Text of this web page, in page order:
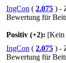
IngCon ( 2.075 ) -
Bewertung für
Positiv (+2): [Kein
IngCon ( 2.075 ) -
Bewertung für